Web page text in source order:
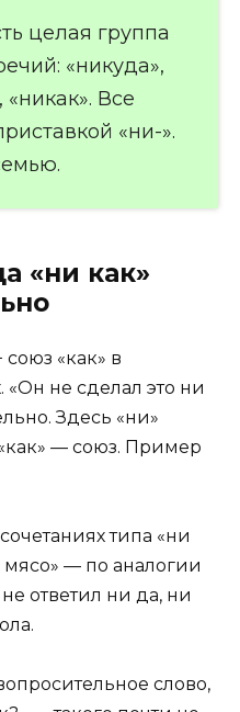
целая группа
«никуда»,
«никак». Все
«ни-».
«ни как»
союз «как» в
«Он не сделал это ни
Здесь «ни»
— союз. Пример
типа «ни
мясо» — по аналогии
ответил ни да, ни
слово,